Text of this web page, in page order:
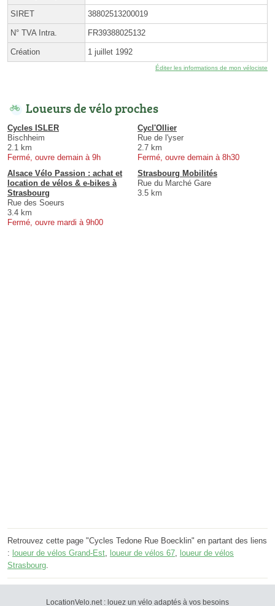
SIRET 38802513200019
N° TVA Intra. FR39388025132
Création 1 juillet 1992
Éditer les informations de mon vélociste
Loueurs de vélo proches
Cycles ISLER
Bischheim
2.1 km
Fermé, ouvre demain à 9h
Cycl'Ollier
Rue de l'yser
2.7 km
Fermé, ouvre demain à 8h30
Alsace Vélo Passion : achat et
location de vélos & e-bikes à
Strasbourg
Rue des Soeurs
3.4 km
Fermé, ouvre mardi à 9h00
Strasbourg Mobilités
Rue du Marché Gare
3.5 km
Retrouvez cette page "Cycles Tedone Rue Boecklin" en partant des liens
: loueur de vélos Grand-Est loueur de vélos 67 loueur de vélos
Strasbourg
LocationVelo.net : louez un vélo adaptés à vos besoins